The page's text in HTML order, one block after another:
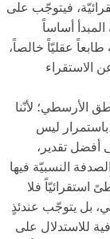
فيتوجّب على
أساساً
عقليّاً خالصاً،
الاستقراء
الأرسطي؛ لأنّنا
باستمرار ليس
أفضل تقدير،
النسبيّة فيها
استقرائيّاً فلا
بل يتوجّب عندئذٍ
للاستدلال على